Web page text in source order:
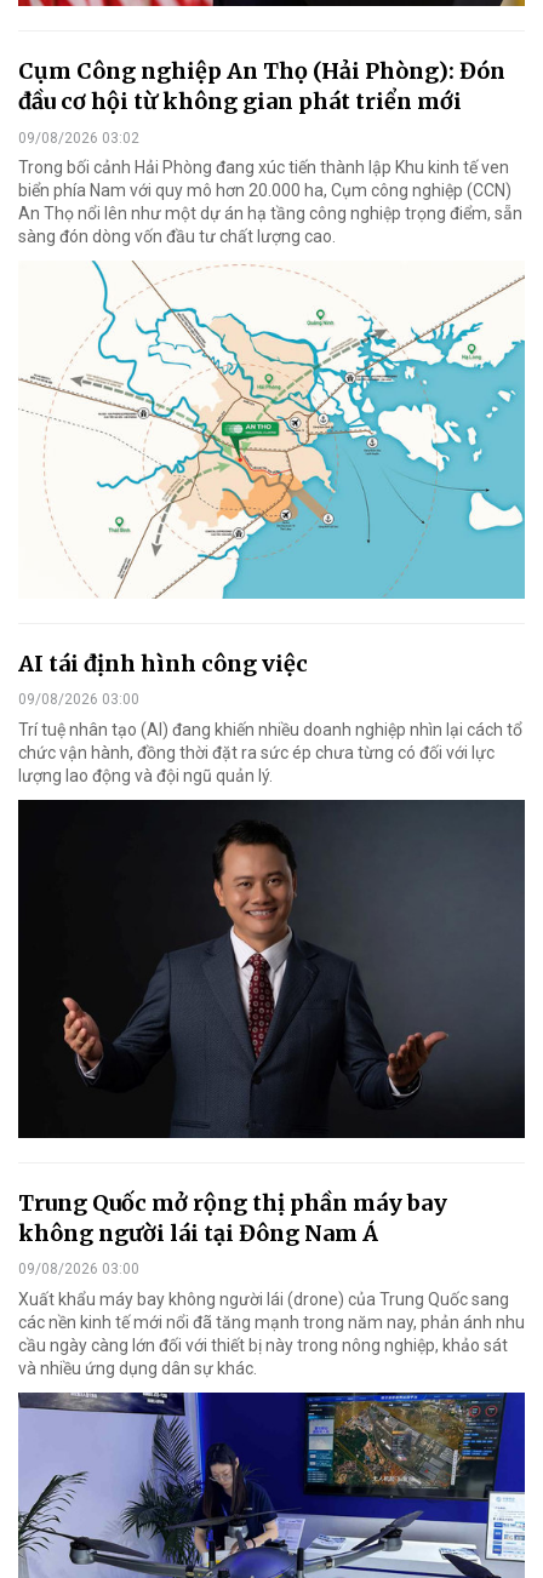
Cụm Công nghiệp An Thọ (Hải Phòng): Đón
đầu cơ hội từ không gian phát triển mới
09/08/2026 03:02
Trong bối cảnh Hải Phòng đang xúc tiến thành lập Khu kinh tế ven
biển phía Nam với quy mô hơn 20.000 ha, Cụm công nghiệp (CCN)
An Thọ nổi lên như một dự án hạ tầng công nghiệp trọng điểm, sẵn
sàng đón dòng vốn đầu tư chất lượng cao.
AI tái định hình công việc
09/08/2026 03:00
Trí tuệ nhân tạo (AI) đang khiến nhiều doanh nghiệp nhìn lại cách tổ
chức vận hành, đồng thời đặt ra sức ép chưa từng có đối với lực
lượng lao động và đội ngũ quản lý.
Trung Quốc mở rộng thị phần máy bay
không người lái tại Đông Nam Á
09/08/2026 03:00
Xuất khẩu máy bay không người lái (drone) của Trung Quốc sang
các nền kinh tế mới nổi đã tăng mạnh trong năm nay, phản ánh nhu
cầu ngày càng lớn đối với thiết bị này trong nông nghiệp, khảo sát
và nhiều ứng dụng dân sự khác.